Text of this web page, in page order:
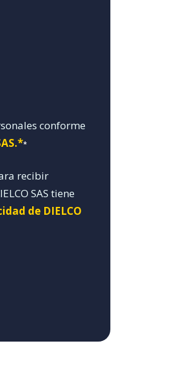
conforme
*
recibir
SAS tiene
de DIELCO